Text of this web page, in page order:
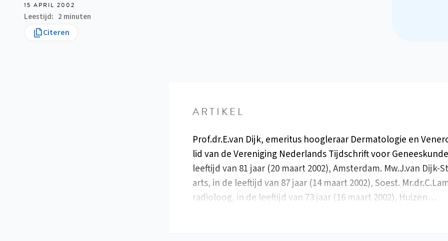
15 APRIL 2002
Leestijd 2 minuten
Citeren
ARTIKEL
Prof.dr.E.van Dijk, emeritus hoogleraar Dermatologie en
lid van de Vereniging Nederlands Tijdschrift voor
leeftijd van 81 jaar (20 maart 2002), Amsterdam. Mw.J.van Dijk-
arts, in de leeftijd van 87 jaar (14 maart 2002), Soest.
radioloog, in de leeftijd van 73 jaar (16 maart 2002), Huizen…